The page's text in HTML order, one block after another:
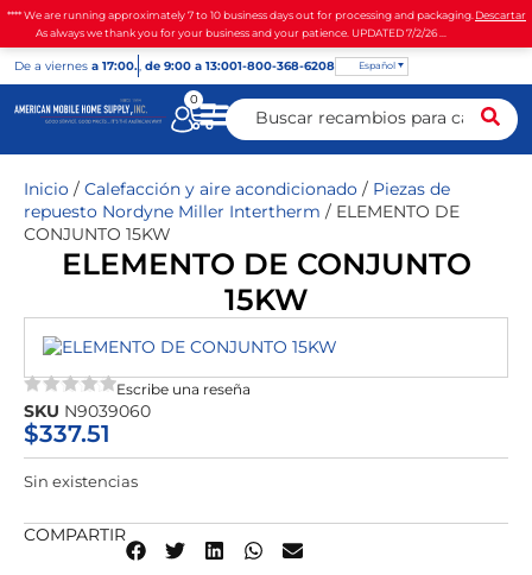
**** We are running approximately 7 to 10 business days out for processing and packaging.
As always we thank you for your business and your patience. UPDATED 7/2/26 ...
Descartar
De a viernes a 17:00., de 9:00 a 13:001-800-368-6208 Español
0
Inicio / Calefacción y aire acondicionado / Piezas de
repuesto Nordyne Miller Intertherm / ELEMENTO DE
CONJUNTO 15KW
ELEMENTO DE CONJUNTO
15KW
★★★★★
Escribe una reseña
SKU N9039060
$337.51
Sin existencias
COMPARTIR